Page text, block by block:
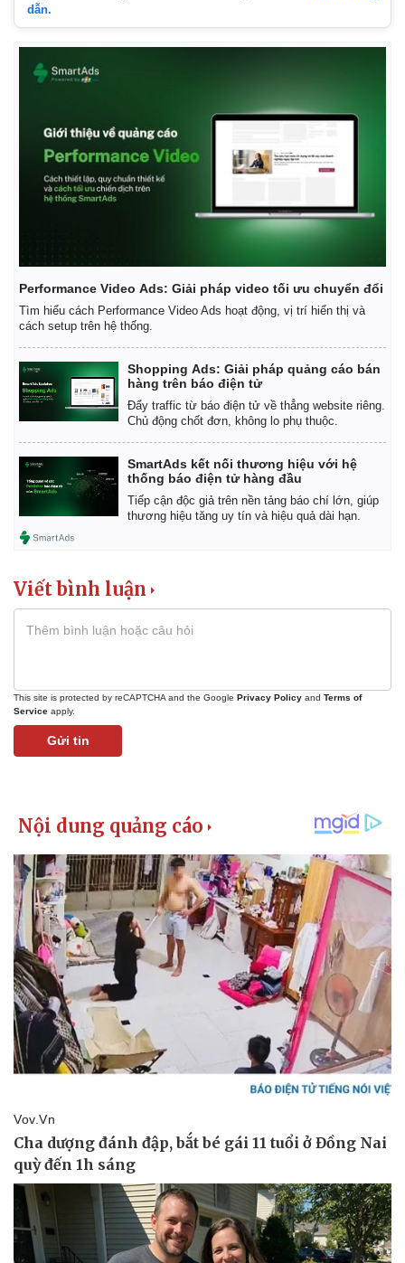
Giá cà phê
dẫn.
Performance Video Ads: Giải pháp video tối ưu chuyển đổi
Tìm hiểu cách Performance Video Ads hoạt động, vị trí hiển thị và
cách setup trên hệ thống.
Shopping Ads: Giải pháp quảng cáo bán
hàng trên báo điện tử
Đẩy traffic từ báo điện tử về thẳng website riêng.
Chủ động chốt đơn, không lo phụ thuộc.
SmartAds kết nối thương hiệu với hệ
thống báo điện tử hàng đầu
Tiếp cận độc giả trên nền tảng báo chí lớn, giúp
thương hiệu tăng uy tín và hiệu quả dài hạn.
Viết bình luận
This site is protected by reCAPTCHA and the Google Privacy Policy and Terms of
Service apply.
Gửi tin